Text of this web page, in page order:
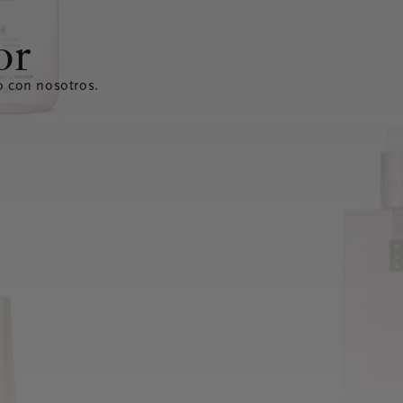
con nosotros.